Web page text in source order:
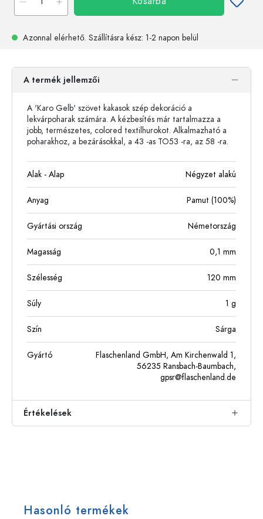
Azonnal elérhető. Szállításra kész: 1-2 napon belül
A termék jellemzői
A 'Karo Gelb' szövet kakasok szép dekoráció a
lekvárpoharak számára. A kézbesítés már tartalmazza a
jobb, természetes, colored textilhurokot. Alkalmazható a
poharakhoz, a bezárásokkal, a 43 -as TO53 -ra, az 58 -ra.
Alak - Alap Négyzet alakú
Anyag Pamut (100%)
Gyártási ország Németország
Magasság 0,1 mm
Szélesség 120 mm
Súly 1 g
Szín Sárga
Gyártó
Flaschenland GmbH, Am Kirchenwald 1,
56235 Ransbach-Baumbach,
gpsr@flaschenland.de
Értékelések
Hasonló termékek